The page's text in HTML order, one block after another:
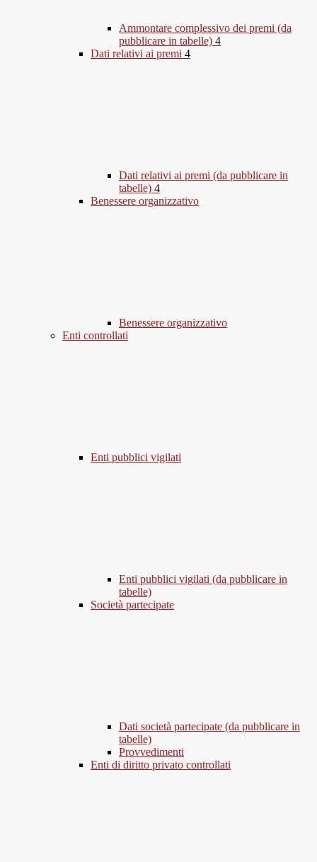
Ammontare complessivo dei premi (da
pubblicare in tabelle) 4
Dati relativi ai premi 4
Dati relativi ai premi (da pubblicare in
tabelle) 4
Benessere organizzativo
Benessere organizzativo
Enti controllati
Enti pubblici vigilati
Enti pubblici vigilati (da pubblicare in
tabelle)
Società partecipate
Dati società partecipate (da pubblicare in
tabelle)
Provvedimenti
Enti di diritto privato controllati